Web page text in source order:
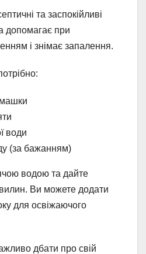
та заспокійливі
допомагає при
і знімає запалення.
води
(за бажанням)
водою та дайте
Ви можете додати
для освіжаючого
дбати про свій